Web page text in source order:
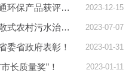
祝贺！我会副会长单位安徽富通环保产品获评安徽省首台套重大技术装备 2023-12-15
安徽舜禹水务股份有限公司分散式农村污水治理 助力乡村振兴 2023-07-07
委省政府表彰！ 2023-01-31
长质量奖”！ 2023-01-11